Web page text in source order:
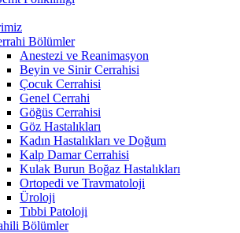
Bölümler
Anestezi ve Reanimasyon
Beyin ve Sinir Cerrahisi
Çocuk Cerrahisi
Genel Cerrahi
Göğüs Cerrahisi
Göz Hastalıkları
Kadın Hastalıkları ve Doğum
Kalp Damar Cerrahisi
Kulak Burun Boğaz Hastalıkları
Ortopedi ve Travmatoloji
Üroloji
Tıbbi Patoloji
Bölümler